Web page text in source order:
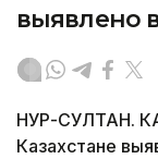
выявлено
НУР-СУЛТАН.
Казахстане